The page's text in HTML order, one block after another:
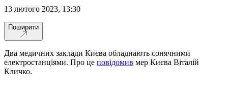
13 лютого 2023, 13:30
Поширити
Два медичних заклади Києва обладнають сонячними
електростанціями. Про це повідомив мер Києва Віталій
Кличко.